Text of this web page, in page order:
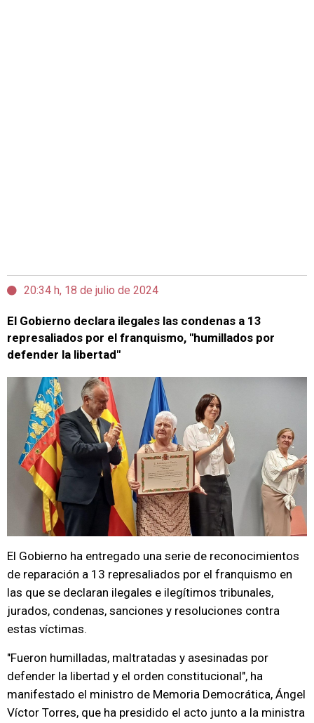
20:34 h, 18 de julio de 2024
El Gobierno declara ilegales las condenas a 13
represaliados por el franquismo, "humillados por
defender la libertad"
El Gobierno ha entregado una serie de reconocimientos
de reparación a 13 represaliados por el franquismo en
las que se declaran ilegales e ilegítimos tribunales,
jurados, condenas, sanciones y resoluciones contra
estas víctimas.
"Fueron humilladas, maltratadas y asesinadas por
defender la libertad y el orden constitucional", ha
manifestado el ministro de Memoria Democrática, Ángel
Víctor Torres, que ha presidido el acto junto a la ministra